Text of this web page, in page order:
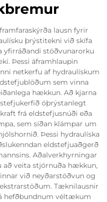
lausn fyrir
þrýstitekni við skífa
yfirráðandi stöðvunarorku
Þessi áframhlaupin
netkerfu af hydraulískum
sem vinna
hækkun. Að kjarna
óþrýstanlegt
frá eldstefjusnúði eða
sem síðan klámpar um
Þessi hydraulíska
eldstefjuaðgerð
Aðalverkhyrningar
að veita stjórnuða hækkun,
við neyðarstöðvun og
Tæknilausnir
hefðbundnum véltækum